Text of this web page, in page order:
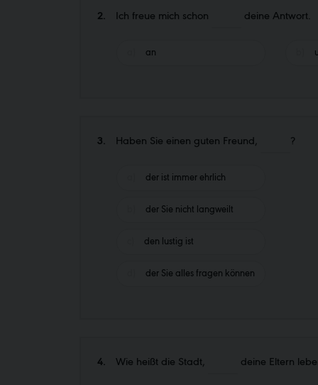
2. Ich freue mich schon deine Antwort.
an
3. Haben Sie einen guten Freund, ?
der ist immer ehrlich
der Sie nicht langweilt
den lustig ist
der Sie alles fragen können
4. Wie heißt die Stadt, deine Eltern